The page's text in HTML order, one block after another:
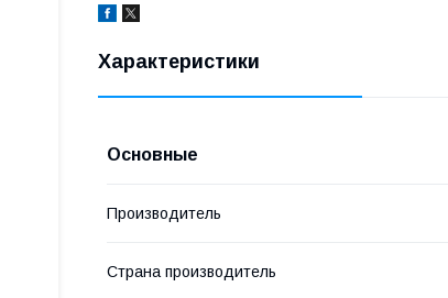
Характеристики
Основные
Производитель
Страна производитель